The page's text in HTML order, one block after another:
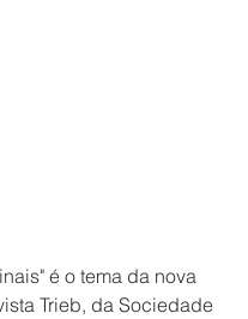
é o tema da nova
Trieb, da Sociedade